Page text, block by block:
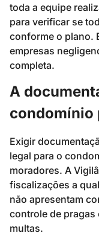
toda a equipe
para verificar se
conforme o plano.
empresas
completa.
A
condomínio
Exigir
legal para o
moradores. A
fiscalizações a
não apresentam
controle de pragas
multas.